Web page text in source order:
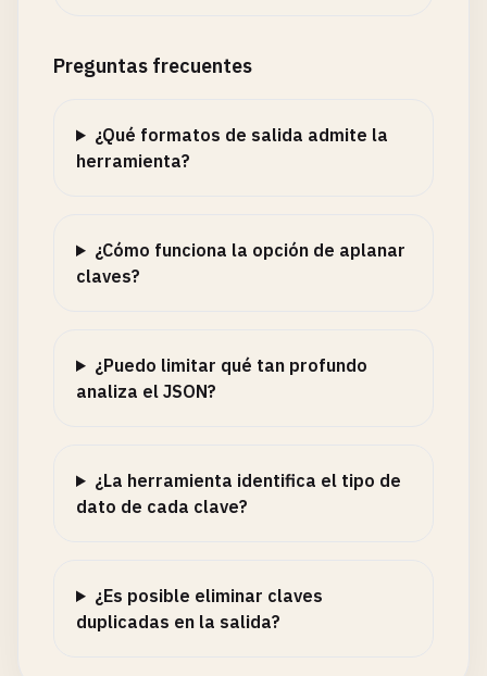
Preguntas frecuentes
¿Qué formatos de salida admite la
herramienta?
¿Cómo funciona la opción de aplanar
claves?
¿Puedo limitar qué tan profundo
analiza el JSON?
¿La herramienta identifica el tipo de
dato de cada clave?
¿Es posible eliminar claves
duplicadas en la salida?